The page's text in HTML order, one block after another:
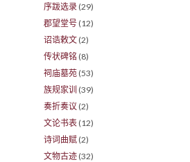
序跋选录 (29)
郡望堂号 (12)
诏诰敕文 (2)
传状碑铭 (8)
祠庙墓苑 (53)
族规家训 (39)
奏折奏议 (2)
文论书表 (12)
诗词曲赋 (2)
文物古迹 (32)